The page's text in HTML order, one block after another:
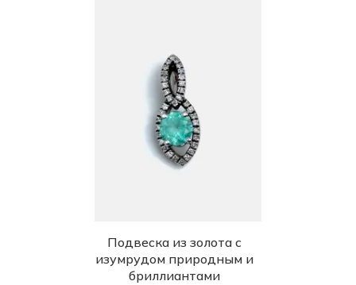
Подвеска из золота с
изумрудом природным и
бриллиантами